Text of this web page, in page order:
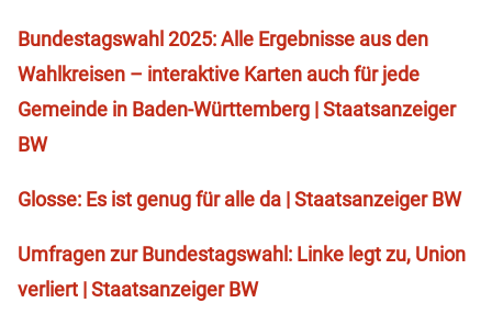
Bundestagswahl 2025: Alle Ergebnisse aus den
Wahlkreisen – interaktive Karten auch für jede
Gemeinde in Baden-Württemberg | Staatsanzeiger
BW
Glosse: Es ist genug für alle da | Staatsanzeiger BW
Umfragen zur Bundestagswahl: Linke legt zu, Union
verliert | Staatsanzeiger BW